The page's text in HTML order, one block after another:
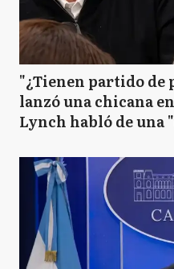
"¿Tienen partido de
lanzó una chicana
Lynch habló de una